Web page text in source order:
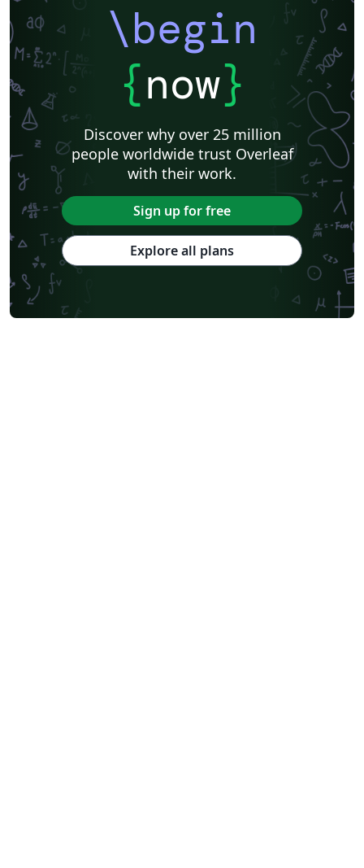
\begin
{now}
Discover why over 25 million
people worldwide trust Overleaf
with their work.
Sign up for free
Explore all plans